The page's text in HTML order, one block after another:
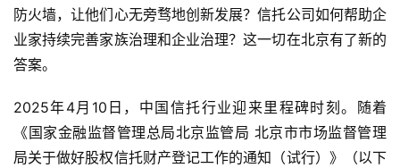
防火墙，让他们心无旁骛地创新发展？信托公司如何帮助企
业家持续完善家族治理和企业治理？这一切在北京有了新的
答案。
2025年4月10日，中国信托行业迎来里程碑时刻。随着
《国家金融监督管理总局北京监管局 北京市市场监督管理
局关于做好股权信托财产登记工作的通知（试行）》（以下